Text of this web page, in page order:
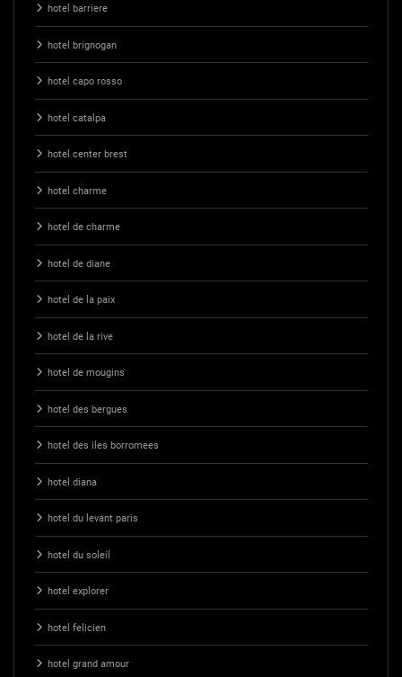
hotel barriere
hotel brignogan
hotel capo rosso
hotel catalpa
hotel center brest
hotel charme
hotel de charme
hotel de diane
hotel de la paix
hotel de la rive
hotel de mougins
hotel des bergues
hotel des iles borromees
hotel diana
hotel du levant paris
hotel du soleil
hotel explorer
hotel felicien
hotel grand amour